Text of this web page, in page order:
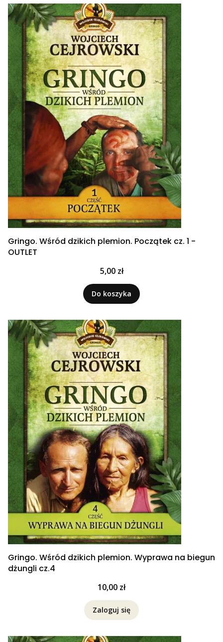
Gringo. Wśród dzikich plemion. Początek cz. 1 -
OUTLET
Cena
5,00 zł
Do koszyka
Gringo. Wśród dzikich plemion. Wyprawa na biegun
dżungli cz.4
Cena
10,00 zł
Zaloguj się